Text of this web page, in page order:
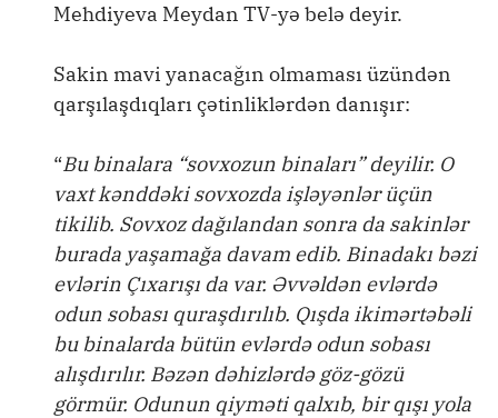
Mehdiyeva Meydan TV-yə belə deyir.
Sakin mavi yanacağın olmaması üzündən
qarşılaşdıqları çətinliklərdən danışır:
“Bu binalara “sovxozun binaları” deyilir. O
vaxt kənddəki sovxozda işləyənlər üçün
tikilib. Sovxoz dağılandan sonra da sakinlər
burada yaşamağa davam edib. Binadakı bəzi
evlərin Çıxarışı da var. Əvvəldən evlərdə
odun sobası quraşdırılıb. Qışda ikimərtəbəli
bu binalarda bütün evlərdə odun sobası
alışdırılır. Bəzən dəhizlərdə göz-gözü
görmür. Odunun qiyməti qalxıb, bir qışı yola